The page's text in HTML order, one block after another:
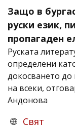
Защо в
руски език,
пропагаден
Руската
определени
докосването до
на всеки,
Андонова
Свят